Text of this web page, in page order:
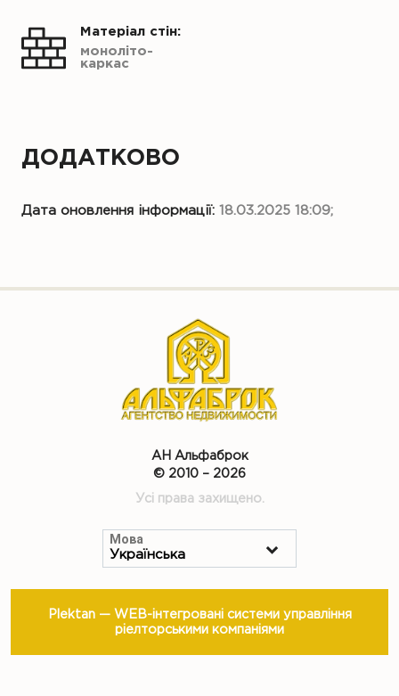
моноліто-
каркас
Матеріал стін:
ДОДАТКОВО
Дата оновлення інформації: 18.03.2025 18:09;
АН Альфаброк
© 2010 – 2026
Усі права захищено.
Мова
Plektan— WEB-інтегровані системи управління
ріелторськими компаніями